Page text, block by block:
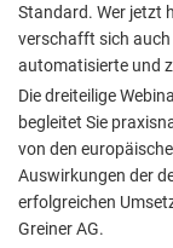
Standard. Wer jetzt
verschafft sich
automatisierte und
Die dreiteilige
begleitet Sie
von den
Auswirkungen der
erfolgreichen
Greiner AG.